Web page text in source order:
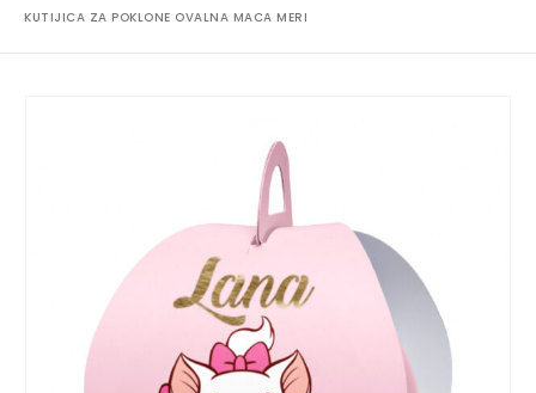
KUTIJICA ZA POKLONE OVALNA MACA MERI